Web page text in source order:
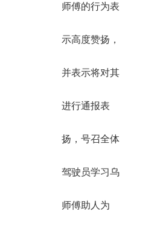
师傅的行为表
示高度赞扬，
并表示将对其
进行通报表
扬，号召全体
驾驶员学习乌
师傅助人为